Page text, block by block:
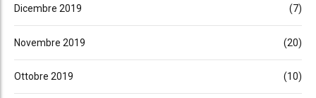
Dicembre 2019 (7)
Novembre 2019 (20)
Ottobre 2019 (10)